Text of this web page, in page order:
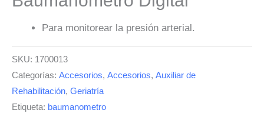
Para monitorear la presión arterial.
SKU: 1700013
Categorías: Accesorios, Accesorios, Auxiliar de
Rehabilitación, Geriatría
Etiqueta: baumanometro